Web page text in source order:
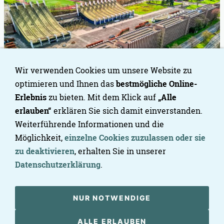
Wir verwenden Cookies um unsere Website zu
optimieren und Ihnen dasbestmögliche Online-
Erlebnis zu bieten. Mit dem Klick auf „Alle
erlauben“ erklären Sie sich damit einverstanden.
Weiterführende Informationen und die
Möglichkeit,einzelne Cookies zuzulassen oder sie
zu deaktivieren, erhalten Sie in unserer
Datenschutzerklärung.
NUR NOTWENDIGE
ALLE ERLAUBEN